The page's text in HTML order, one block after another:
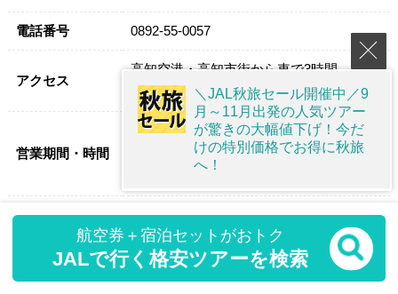
航空券＋宿泊セットがおトク
JALで行く格安ツアーを検索
電話番号 0892-55-0057
アクセス
高知空港・高知市街から車で3時間
松山空港・松山市街から車で4時間
営業期間・時間
4月下旬～11月上旬（火曜日定休）
9:00～15:00(天候により時間変更・休業の
平均滞在時間 30分
関連サイト 姫鶴荘 四国カルストは天空の遊び場
＼JAL秋旅セール開催中／9
月～11月出発の人気ツアー
が驚きの大幅値下げ！今だ
けの特別価格でお得に秋旅
へ！